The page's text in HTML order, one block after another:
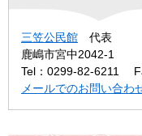
三笠公民館
代表
鹿嶋市宮中2042-1
Tel：0299-82-6211
メールでのお問い合わ